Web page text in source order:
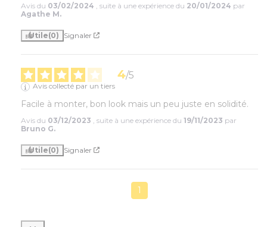
Avis du 03/02/2024 , suite à une expérience du 20/01/2024 par
Agathe M.
Utile(0) Signaler
4/5
Avis collecté par un tiers
Facile à monter, bon look mais un peu juste en solidité.
Avis du 03/12/2023 , suite à une expérience du 19/11/2023 par
Bruno G.
Utile(0) Signaler
1